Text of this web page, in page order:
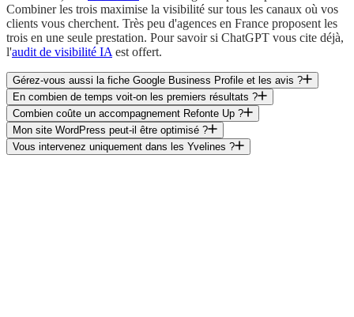
Combiner les trois maximise la visibilité sur tous les canaux où vos
clients vous cherchent. Très peu d'agences en France proposent les
trois en une seule prestation. Pour savoir si ChatGPT vous cite déjà,
l'audit de visibilité IA est offert.
Gérez-vous aussi la fiche Google Business Profile et les avis ?
En combien de temps voit-on les premiers résultats ?
Combien coûte un accompagnement Refonte Up ?
Mon site WordPress peut-il être optimisé ?
Vous intervenez uniquement dans les Yvelines ?